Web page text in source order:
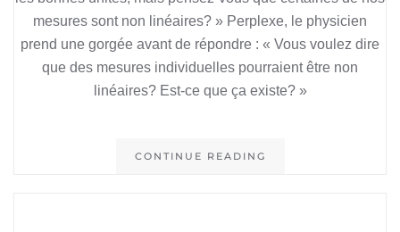
mesures sont non linéaires? » Perplexe, le physicien
prend une gorgée avant de répondre : « Vous voulez dire
que des mesures individuelles pourraient être non
linéaires? Est-ce que ça existe? »
CONTINUE READING